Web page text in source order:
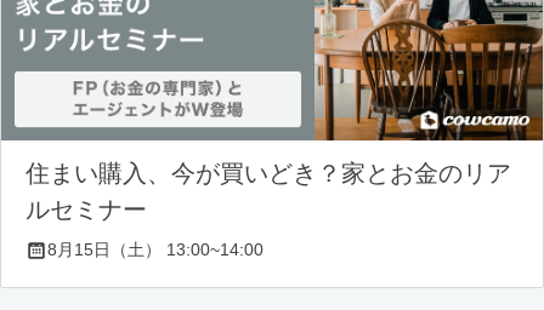
住まい購入、今が買いどき？家とお金のリア
ルセミナー
8月15日（土） 13:00~14:00